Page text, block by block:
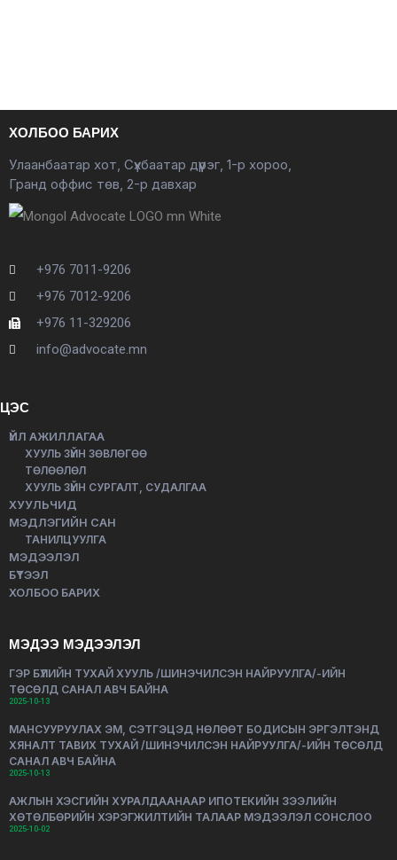
ХОЛБОО БАРИХ
Улаанбаатар хот, Сүхбаатар дүүрэг, 1-р хороо,
Гранд оффис төв, 2-р давхар
+976 7011-9206
+976 7012-9206
+976 11-329206
info@advocate.mn
ЦЭС
ҮЙЛ АЖИЛЛАГАА
ХУУЛЬ ЗҮЙН ЗӨВЛӨГӨӨ
ТӨЛӨӨЛӨЛ
ХУУЛЬ ЗҮЙН СУРГАЛТ, СУДАЛГАА
ХУУЛЬЧИД
МЭДЛЭГИЙН САН
ТАНИЛЦУУЛГА
МЭДЭЭЛЭЛ
БҮТЭЭЛ
ХОЛБОО БАРИХ
МЭДЭЭ МЭДЭЭЛЭЛ
ГЭР БҮЛИЙН ТУХАЙ ХУУЛЬ /ШИНЭЧИЛСЭН НАЙРУУЛГА/-ИЙН
ТӨСӨЛД САНАЛ АВЧ БАЙНА
2025-10-13
МАНСУУРУУЛАХ ЭМ, СЭТГЭЦЭД НӨЛӨӨТ БОДИСЫН ЭРГЭЛТЭНД
ХЯНАЛТ ТАВИХ ТУХАЙ /ШИНЭЧИЛСЭН НАЙРУУЛГА/-ИЙН ТӨСӨЛД
САНАЛ АВЧ БАЙНА
2025-10-13
АЖЛЫН ХЭСГИЙН ХУРАЛДААНААР ИПОТЕКИЙН ЗЭЭЛИЙН
ХӨТӨЛБӨРИЙН ХЭРЭГЖИЛТИЙН ТАЛААР МЭДЭЭЛЭЛ СОНСЛОО
2025-10-02